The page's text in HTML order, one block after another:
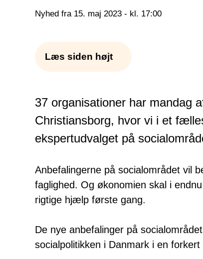
Nyhed fra 15. maj 2023 - kl. 17:00
Læs siden højt
37 organisationer har mandag
Christiansborg, hvor vi i et
ekspertudvalget på
Anbefalingerne på socialområdet vil
faglighed. Og økonomien skal i
rigtige hjælp første gang.
De nye anbefalinger på
socialpolitikken i Danmark i en forkert